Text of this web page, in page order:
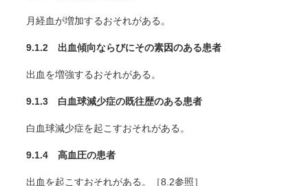
月経血が増加するおそれがある。
9.1.2 出血傾向ならびにその素因のある患者
出血を増強するおそれがある。
9.1.3 白血球減少症の既往歴のある患者
白血球減少症を起こすおそれがある。
9.1.4 高血圧の患者
出血を起こすおそれがある。［8.2参照］